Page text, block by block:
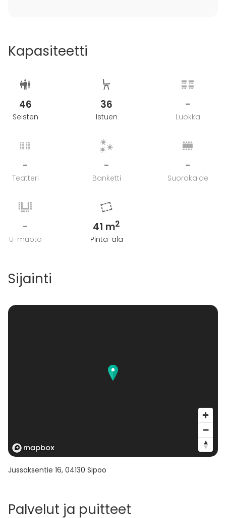
Kapasiteetti
46
Seisten
36
Istuen
-
Luokka
-
Teatteri
-
Banketti
-
Suorakaide
-
U-muoto
41 m2
Pinta-ala
Sijainti
Jussaksentie 16, 04130 Sipoo
Palvelut ja puitteet